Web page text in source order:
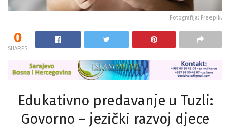
Fotografija: Freepik.
0
SHARES
Edukativno predavanje u Tuzli:
Govorno – jezički razvoj djece